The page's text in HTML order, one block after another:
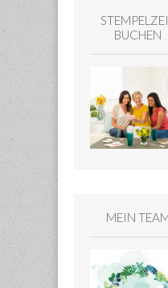
BUCHEN
MEIN